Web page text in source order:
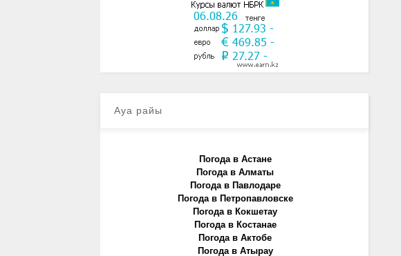
Ауа райы
Погода в Астане
Погода в Алматы
Погода в Павлодаре
Погода в Петропавловске
Погода в Кокшетау
Погода в Костанае
Погода в Актобе
Погода в Атырау